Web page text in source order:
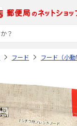
フード フード（小動